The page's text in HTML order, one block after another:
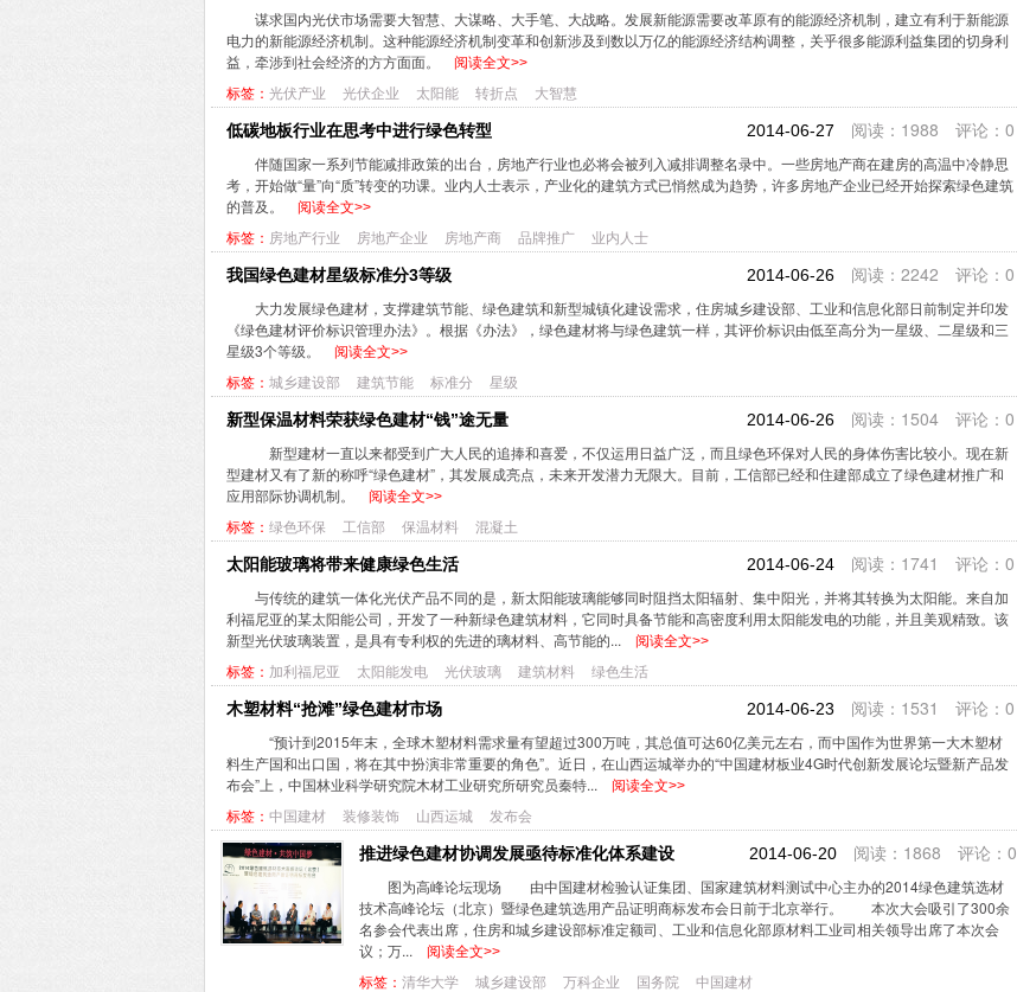
谋求国内光伏市场需要大智慧、大谋略、大手笔、大战略。发展新能源需要改革原有的能源经济机制，建立有利于新能源
电力的新能源经济机制。这种能源经济机制变革和创新涉及到数以万亿的能源经济结构调整，关乎很多能源利益集团的切身利
益，牵涉到社会经济的方方面面。
阅读全文>>
标签： 光伏产业 光伏企业 太阳能 转折点 大智慧
2014-06-27 阅读：1988 评论：0
低碳地板行业在思考中进行绿色转型
伴随国家一系列节能减排政策的出台，房地产行业也必将会被列入减排调整名录中。一些房地产商在建房的高温中冷静思
考，开始做“量”向“质”转变的功课。业内人士表示，产业化的建筑方式已悄然成为趋势，许多房地产企业已经开始探索绿色建筑
的普及。
阅读全文>>
标签： 房地产行业 房地产企业 房地产商 品牌推广 业内人士
2014-06-26 阅读：2242 评论：0
我国绿色建材星级标准分3等级
大力发展绿色建材，支撑建筑节能、绿色建筑和新型城镇化建设需求，住房城乡建设部、工业和信息化部日前制定并印发
《绿色建材评价标识管理办法》。根据《办法》，绿色建材将与绿色建筑一样，其评价标识由低至高分为一星级、二星级和三
星级3个等级。
阅读全文>>
标签： 城乡建设部 建筑节能 标准分 星级
2014-06-26 阅读：1504 评论：0
新型保温材料荣获绿色建材“钱”途无量
新型建材一直以来都受到广大人民的追捧和喜爱，不仅运用日益广泛，而且绿色环保对人民的身体伤害比较小。现在新
型建材又有了新的称呼“绿色建材”，其发展成亮点，未来开发潜力无限大。目前，工信部已经和住建部成立了绿色建材推广和
应用部际协调机制。
阅读全文>>
标签： 绿色环保 工信部 保温材料 混凝土
2014-06-24 阅读：1741 评论：0
太阳能玻璃将带来健康绿色生活
与传统的建筑一体化光伏产品不同的是，新太阳能玻璃能够同时阻挡太阳辐射、集中阳光，并将其转换为太阳能。来自加
利福尼亚的某太阳能公司，开发了一种新绿色建筑材料，它同时具备节能和高密度利用太阳能发电的功能，并且美观精致。该
新型光伏玻璃装置，是具有专利权的先进的璃材料、高节能的...
阅读全文>>
标签： 加利福尼亚 太阳能发电 光伏玻璃 建筑材料 绿色生活
2014-06-23 阅读：1531 评论：0
木塑材料“抢滩”绿色建材市场
“预计到2015年末，全球木塑材料需求量有望超过300万吨，其总值可达60亿美元左右，而中国作为世界第一大木塑材
料生产国和出口国，将在其中扮演非常重要的角色”。近日，在山西运城举办的“中国建材板业4G时代创新发展论坛暨新产品发
布会”上，中国林业科学研究院木材工业研究所研究员秦特...
阅读全文>>
标签： 中国建材 装修装饰 山西运城 发布会
2014-06-20 阅读：1868 评论：0
推进绿色建材协调发展亟待标准化体系建设
图为高峰论坛现场 由中国建材检验认证集团、国家建筑材料测试中心主办的2014绿色建筑选材
技术高峰论坛（北京）暨绿色建筑选用产品证明商标发布会日前于北京举行。 本次大会吸引了300余
名参会代表出席，住房和城乡建设部标准定额司、工业和信息化部原材料工业司相关领导出席了本次会
议；万...
阅读全文>>
标签： 清华大学 城乡建设部 万科企业 国务院 中国建材